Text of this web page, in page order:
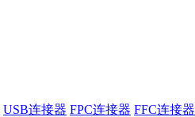
USB连接器 FPC连接器 FFC连接器